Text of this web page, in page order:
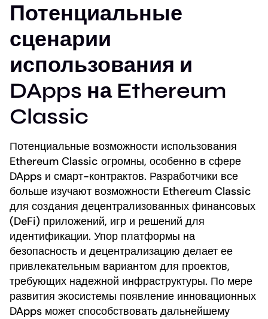
Потенциальные
сценарии
использования и
DApps на Ethereum
Classic
Потенциальные возможности использования
Ethereum Classic огромны, особенно в сфере
DApps и смарт-контрактов. Разработчики все
больше изучают возможности Ethereum Classic
для создания децентрализованных финансовых
(DeFi) приложений, игр и решений для
идентификации. Упор платформы на
безопасность и децентрализацию делает ее
привлекательным вариантом для проектов,
требующих надежной инфраструктуры. По мере
развития экосистемы появление инновационных
DApps может способствовать дальнейшему